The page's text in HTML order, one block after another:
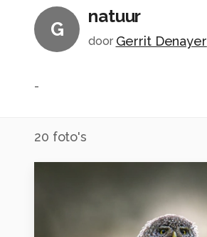
G
natuur
door Gerrit Denayer
-
20 foto's